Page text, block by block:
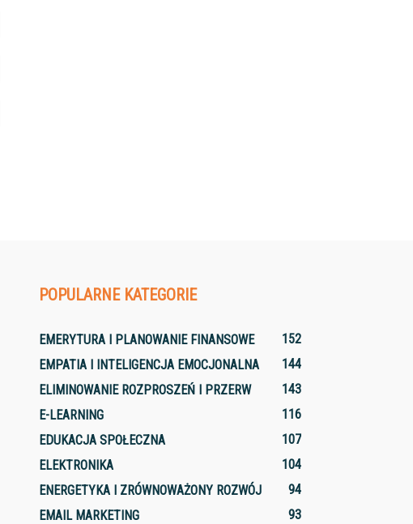
POPULARNE KATEGORIE
EMERYTURA I PLANOWANIE FINANSOWE
152
EMPATIA I INTELIGENCJA EMOCJONALNA
144
ELIMINOWANIE ROZPROSZEŃ I PRZERW
143
E-LEARNING
116
EDUKACJA SPOŁECZNA
107
ELEKTRONIKA
104
ENERGETYKA I ZRÓWNOWAŻONY ROZWÓJ
94
EMAIL MARKETING
93